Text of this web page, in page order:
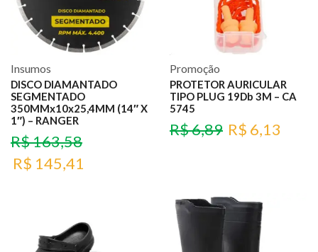
Insumos
DISCO DIAMANTADO
SEGMENTADO
350MMx10x25,4MM (14″ X
1″) – RANGER
R$163,58
R$ 145,41
Promoção
PROTETOR AURICULAR
TIPO PLUG 19Db 3M – CA
5745
R$6,89 R$ 6,13